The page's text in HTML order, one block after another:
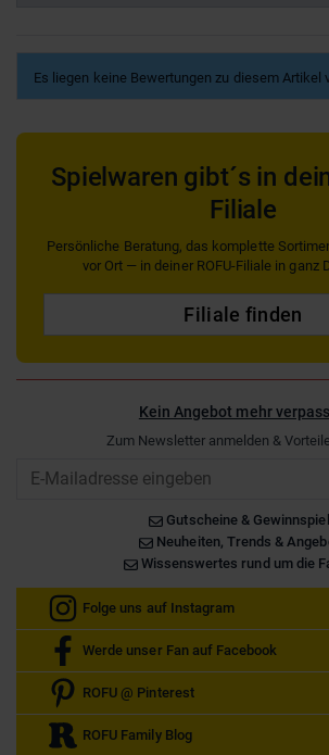
Es liegen keine Bewertungen zu diesem Artikel
Spielwaren gibt´s in
Filiale
Persönliche Beratung, das komplette
vor Ort — in deiner ROFU-Filiale in ganz
Filiale finden
Kein Angebot mehr
Zum Newsletter anmelden &
Gutscheine &
Neuheiten, Trends &
Wissenswertes rund um die
Folge uns auf Instagram
Werde unser Fan auf Facebook
ROFU @ Pinterest
ROFU Family Blog